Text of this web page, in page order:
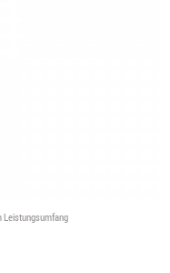
Leistungsumfang